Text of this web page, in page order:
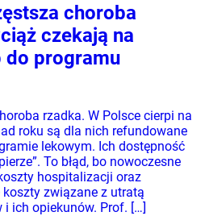
choroba
czekają na
do programu
rzadka. W Polsce cierpi na
roku są dla nich refundowane
lekowym. Ich dostępność
To błąd, bo nowoczesne
hospitalizacji oraz
związane z utratą
ich opiekunów. Prof. […]